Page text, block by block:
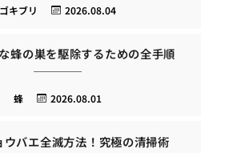
2026.08.04
ゴキブリ
蜂の巣を駆除するための全手順
2026.08.01
蜂
ウバエ全滅方法！究極の清掃術